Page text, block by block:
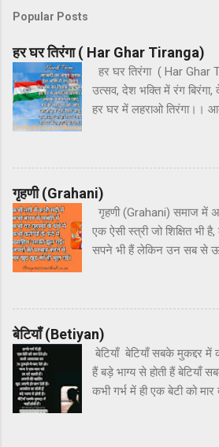
s
Popular Posts
हर घर तिरंगा ( Har Ghar Tiranga)
हर घर तिरंगा ( Har
उत्सव, देश भक्ति में रंग
हर घर में लहराओ तिरंगा।।
दंगा। हर घर में लहराओ
अभिनंदन, हर धर्म का करते
चंदन, देश प्रेम पावन ज्यों
गृहणी (Grahani)
गृहणी (Grahani) समाज में
एक ऐसी स्त्री जो शिक्षित भी
सपने भी हैं लेकिन उन सब से
अपनी ख्वाहिशों का हंसते-
उसके बारे में बहुत कुछ अनकहा
सा प्रयास है उस स्त्री के
घर ऋणी होता है और जिसे
मंदी में कभी बंधन में पाबंदी में
कर्तव्यों के फंदे में, ख्वाहिश
करने में, वह खुद खुद को ही
महंगा राशन हो सस्ते में
बेटियाँ (Betiyan)
बेटियाँ बेटियाँ सबके मुकद्दर में
हैं बड़े भाग्य से होती हैं बेटियाँ
कभी गर्भ में ही एक बेटी को
अपनों की खातिर खुद अपनी